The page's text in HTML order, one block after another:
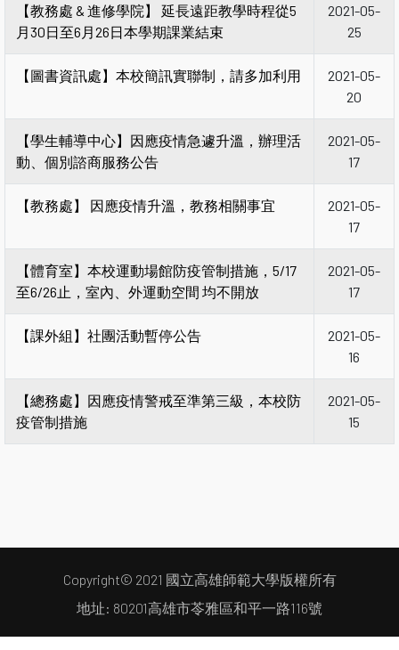
【教務處 & 進修學院】 延長遠距教學時程從5
月30日至6月26日本學期課業結束
2021-05-
25
【圖書資訊處】本校簡訊實聯制，請多加利用
2021-05-
20
【學生輔導中心】因應疫情急遽升溫，辦理活
動、個別諮商服務公告
2021-05-
17
【教務處】 因應疫情升溫，教務相關事宜
2021-05-
17
【體育室】本校運動場館防疫管制措施，5/17
至6/26止，室內、外運動空間 均不開放
2021-05-
17
【課外組】社團活動暫停公告
2021-05-
16
【總務處】因應疫情警戒至準第三級，本校防
疫管制措施
2021-05-
15
Copyright© 2021 國立高雄師範大學版權所有
地址: 80201高雄市苓雅區和平一路116號